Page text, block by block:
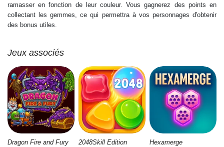
ramasser en fonction de leur couleur. Vous gagnerez des points en
collectant les gemmes, ce qui permettra à vos personnages d'obtenir
des bonus utiles.
Jeux associés
Dragon Fire and Fury 2048Skill Edition Hexamerge